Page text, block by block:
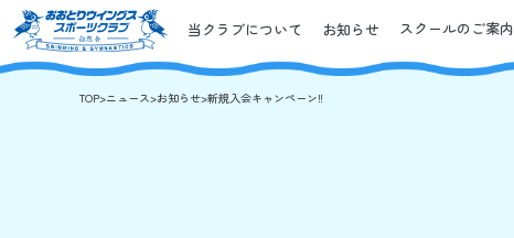
当クラブについて お知らせ スクールのご案内
TOP>ニュース>お知らせ>新規入会キャンペーン‼️